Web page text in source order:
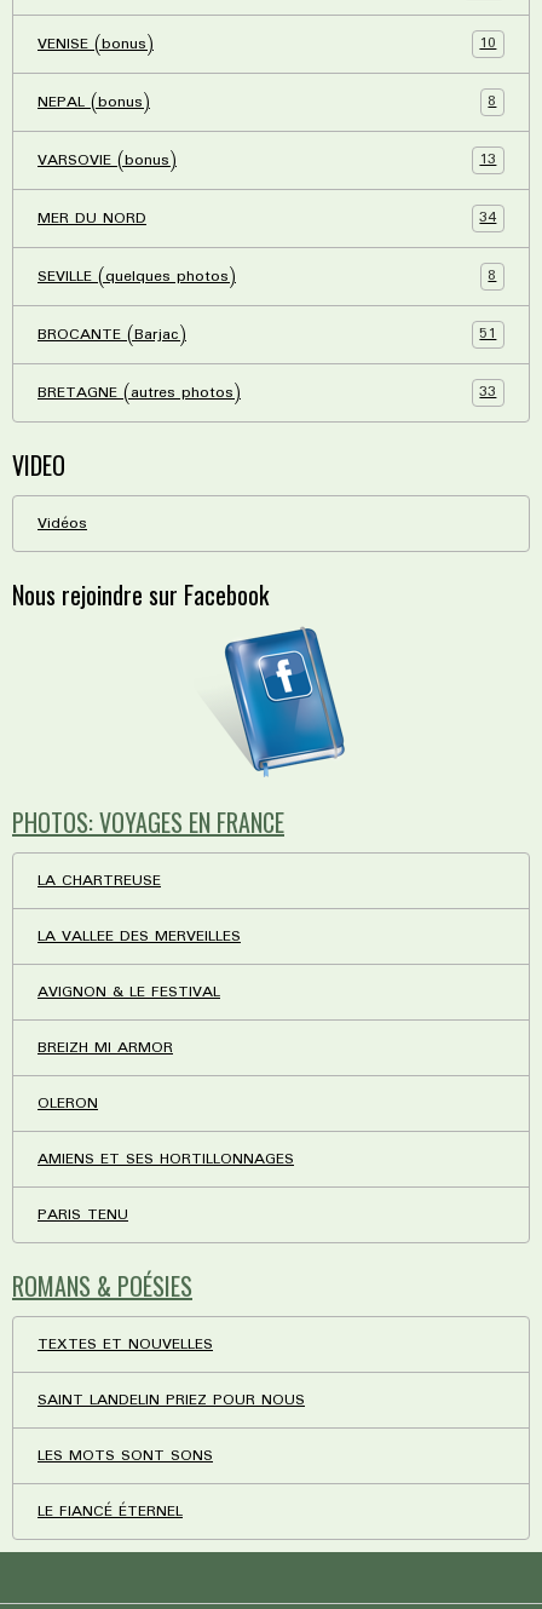
VENISE (bonus) 10
NEPAL (bonus) 8
VARSOVIE (bonus) 13
MER DU NORD 34
SEVILLE (quelques photos) 8
BROCANTE (Barjac) 51
BRETAGNE (autres photos) 33
VIDEO
Vidéos
Nous rejoindre sur Facebook
PHOTOS: VOYAGES EN FRANCE
LA CHARTREUSE
LA VALLEE DES MERVEILLES
AVIGNON & LE FESTIVAL
BREIZH MI ARMOR
OLERON
AMIENS ET SES HORTILLONNAGES
PARIS TENU
ROMANS & POÉSIES
TEXTES ET NOUVELLES
SAINT LANDELIN PRIEZ POUR NOUS
LES MOTS SONT SONS
LE FIANCÉ ÉTERNEL